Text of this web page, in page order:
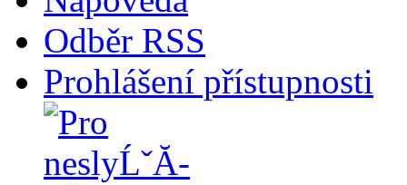
Odběr RSS
Prohlášení přístupnosti